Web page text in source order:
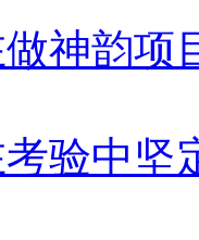
神韵项
验中坚